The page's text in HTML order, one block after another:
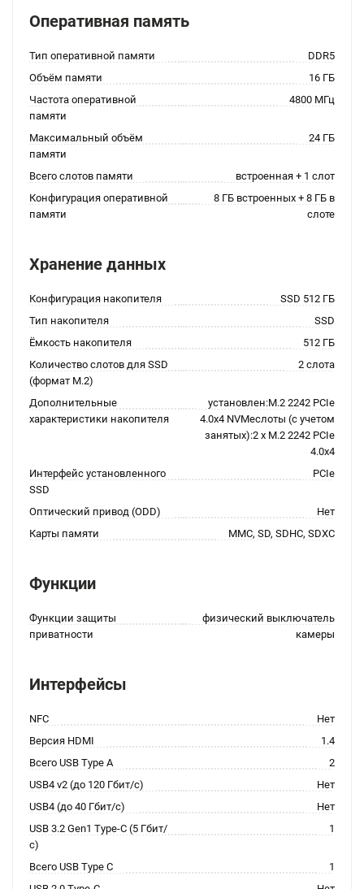
Оперативная память
Тип оперативной памяти
DDR5
Объём памяти
16 ГБ
Частота оперативной
памяти
4800 МГц
Максимальный объём
памяти
24 ГБ
Всего слотов памяти
встроенная + 1 слот
Конфигурация оперативной
памяти
8 ГБ встроенных + 8 ГБ в
слоте
Хранение данных
Конфигурация накопителя
SSD 512 ГБ
Тип накопителя
SSD
Ёмкость накопителя
512 ГБ
Количество слотов для SSD
(формат M.2)
2 слота
Дополнительные
характеристики накопителя
установлен:M.2 2242 PCIe
4.0x4 NVMeслоты (с учетом
занятых):2 x M.2 2242 PCIe
4.0x4
Интерфейс установленного
SSD
PCIe
Оптический привод (ODD)
Нет
Карты памяти
MMC, SD, SDHC, SDXC
Функции
Функции защиты
приватности
физический выключатель
камеры
Интерфейсы
NFC
Нет
Версия HDMI
1.4
Всего USB Type A
2
USB4 v2 (до 120 Гбит/с)
Нет
USB4 (до 40 Гбит/с)
Нет
USB 3.2 Gen1 Type-C (5 Гбит/
с)
1
Всего USB Type C
1